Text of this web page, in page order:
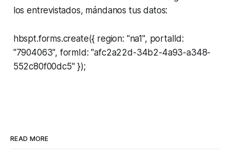
los entrevistados, mándanos tus datos:
hbspt.forms.create({ region: "na1", portalId:
"7904063", formId: "afc2a22d-34b2-4a93-a348-
552c80f00dc5" });
READ MORE